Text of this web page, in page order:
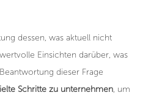
dessen, was aktuell nicht
Einsichten darüber, was
dieser Frage
Schritte zu unternehmen, um